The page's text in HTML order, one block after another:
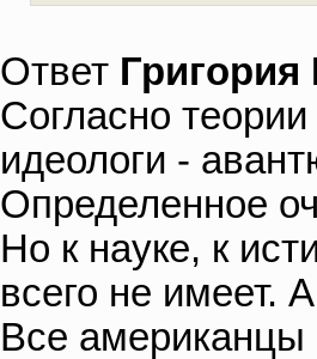
Ответ
Согласно
идеологи -
Определенное
Но к науке, к
всего не имеет.
Все американцы